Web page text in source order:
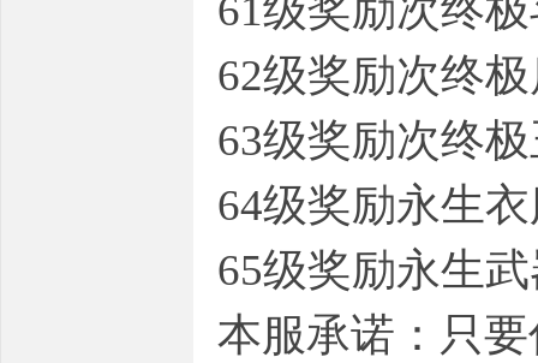
61级奖励次终
62级奖励次终
63级奖励次终
64级奖励永生
65级奖励永生
本服承诺：只